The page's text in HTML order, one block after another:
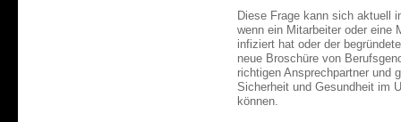
Diese Frage kann sich aktuell
wenn ein Mitarbeiter oder eine
infiziert hat oder der
neue Broschüre von
richtigen Ansprechpartner und
Sicherheit und Gesundheit im
können.